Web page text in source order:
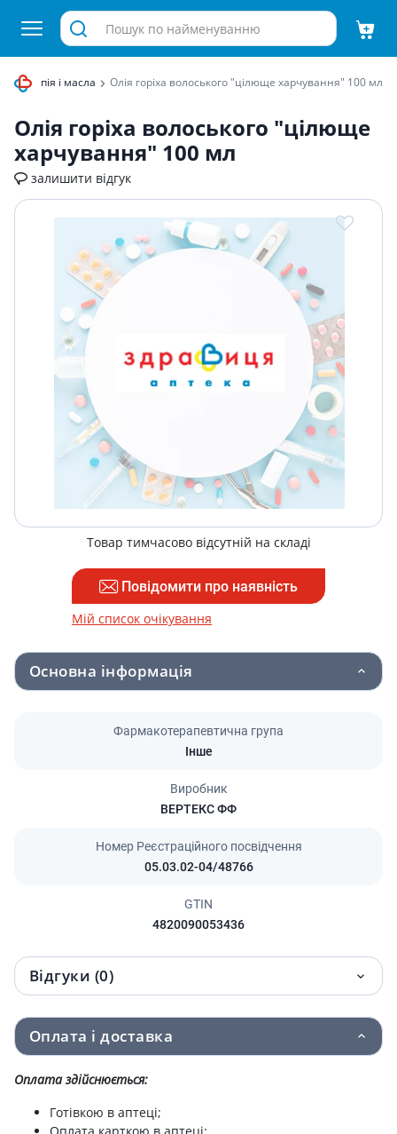
і масла Олiя горiха волоського "цiлюще харчування" 100 мл
Олiя горiха волоського "цiлюще
харчування" 100 мл
залишити відгук
Товар тимчасово відсутній на складі
Повідомити про наявність
Мій список очікування
Основна інформація
Фармакотерапевтична група
Інше
Виробник
ВЕРТЕКС ФФ
Номер Реєстраційного посвідчення
05.03.02-04/48766
GTIN
4820090053436
Відгуки (0)
Оплата і доставка
Оплата здійснюється:
Готівкою в аптеці;